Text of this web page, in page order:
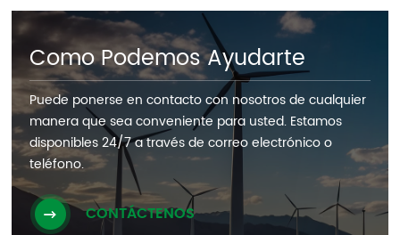
Como Podemos Ayudarte
Puede ponerse en contacto con nosotros de cualquier
manera que sea conveniente para usted. Estamos
disponibles 24/7 a través de correo electrónico o
teléfono.
CONTÁCTENOS